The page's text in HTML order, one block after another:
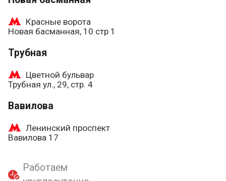
Красные ворота
Новая басманная, 10 стр 1
Трубная
Цветной бульвар
Трубная ул., 29, стр. 4
Вавилова
Ленинский проспект
Вавилова 17
Работаем